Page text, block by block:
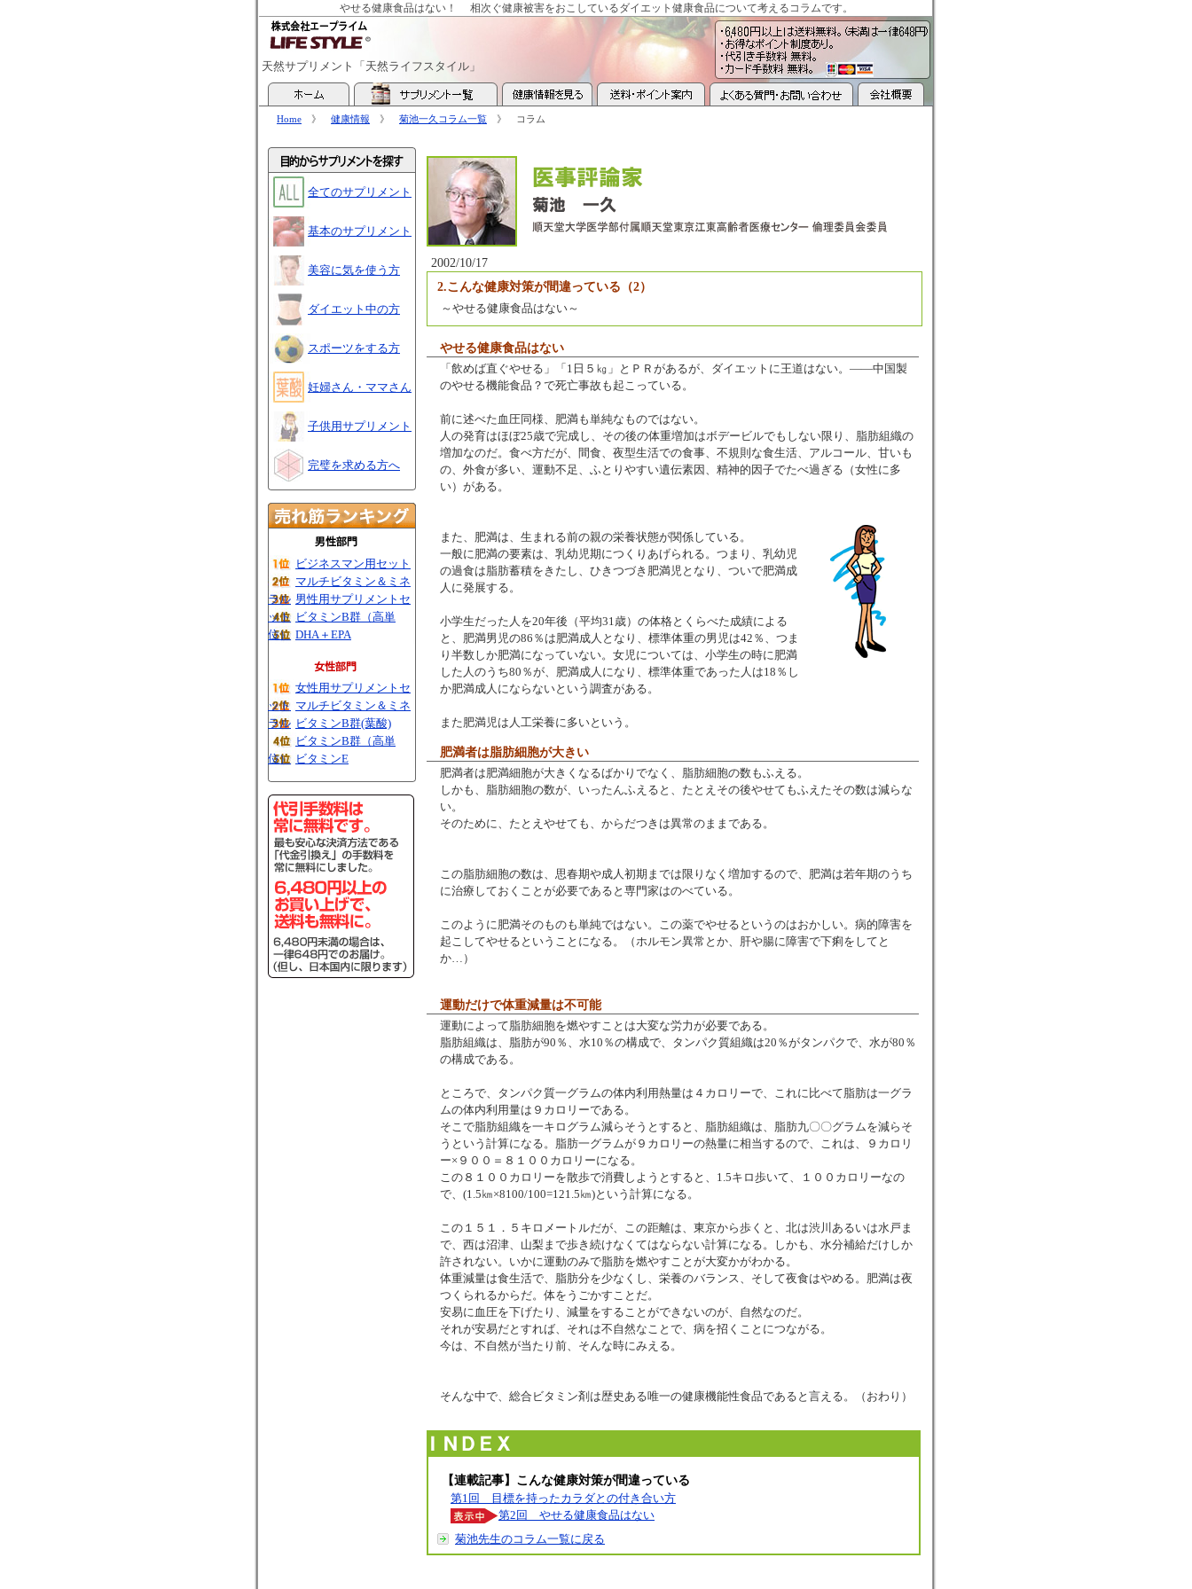
やせる健康食品はない！ 相次ぐ健康被害をおこしているダイエット健康食品について考えるコラムです。
天然サプリメント「天然ライフスタイル」
Home 》 健康情報 》 菊池一久コラム一覧 》 コラム
2002/10/17
2.こんな健康対策が間違っている（2）
～やせる健康食品はない～
やせる健康食品はない
「飲めば直ぐやせる」「1日５㎏」とＰＲがあるが、ダイエットに王道はない。――中国製
のやせる機能食品？で死亡事故も起こっている。
前に述べた血圧同様、肥満も単純なものではない。
人の発育はほぼ25歳で完成し、その後の体重増加はボデービルでもしない限り、脂肪組織の
増加なのだ。食べ方だが、間食、夜型生活での食事、不規則な食生活、アルコール、甘いも
の、外食が多い、運動不足、ふとりやすい遺伝素因、精神的因子でたべ過ぎる（女性に多
い）がある。
また、肥満は、生まれる前の親の栄養状態が関係している。
一般に肥満の要素は、乳幼児期につくりあげられる。つまり、乳幼児
の過食は脂肪蓄積をきたし、ひきつづき肥満児となり、ついで肥満成
人に発展する。
小学生だった人を20年後（平均31歳）の体格とくらべた成績による
と、肥満男児の86％は肥満成人となり、標準体重の男児は42％、つま
り半数しか肥満になっていない。女児については、小学生の時に肥満
した人のうち80％が、肥満成人になり、標準体重であった人は18％し
か肥満成人にならないという調査がある。
また肥満児は人工栄養に多いという。
肥満者は脂肪細胞が大きい
肥満者は肥満細胞が大きくなるばかりでなく、脂肪細胞の数もふえる。
しかも、脂肪細胞の数が、いったんふえると、たとえその後やせてもふえたその数は減らな
い。
そのために、たとえやせても、からだつきは異常のままである。
この脂肪細胞の数は、思春期や成人初期までは限りなく増加するので、肥満は若年期のうち
に治療しておくことが必要であると専門家はのべている。
このように肥満そのものも単純ではない。この薬でやせるというのはおかしい。病的障害を
起こしてやせるということになる。（ホルモン異常とか、肝や腸に障害で下痢をしてと
か…）
運動だけで体重減量は不可能
運動によって脂肪細胞を燃やすことは大変な労力が必要である。
脂肪組織は、脂肪が90％、水10％の構成で、タンパク質組織は20％がタンパクで、水が80％
の構成である。
ところで、タンパク質一グラムの体内利用熱量は４カロリーで、これに比べて脂肪は一グラ
ムの体内利用量は９カロリーである。
そこで脂肪組織を一キログラム減らそうとすると、脂肪組織は、脂肪九〇〇グラムを減らそ
うという計算になる。脂肪一グラムが９カロリーの熱量に相当するので、これは、９カロリ
ー×９００＝８１００カロリーになる。
この８１００カロリーを散歩で消費しようとすると、1.5キロ歩いて、１００カロリーなの
で、(1.5㎞×8100/100=121.5㎞)という計算になる。
この１５１．５キロメートルだが、この距離は、東京から歩くと、北は渋川あるいは水戸ま
で、西は沼津、山梨まで歩き続けなくてはならない計算になる。しかも、水分補給だけしか
許されない。いかに運動のみで脂肪を燃やすことが大変かがわかる。
体重減量は食生活で、脂肪分を少なくし、栄養のバランス、そして夜食はやめる。肥満は夜
つくられるからだ。体をうごかすことだ。
安易に血圧を下げたり、減量をすることができないのが、自然なのだ。
それが安易だとすれば、それは不自然なことで、病を招くことにつながる。
今は、不自然が当たり前、そんな時にみえる。
そんな中で、総合ビタミン剤は歴史ある唯一の健康機能性食品であると言える。（おわり）
【連載記事】こんな健康対策が間違っている
第1回 目標を持ったカラダとの付き合い方
第2回 やせる健康食品はない
菊池先生のコラム一覧に戻る
全てのサプリメント
基本のサプリメント
美容に気を使う方
ダイエット中の方
スポーツをする方
妊婦さん・ママさん
子供用サプリメント
完璧を求める方へ
ビジネスマン用セット
マルチビタミン＆ミネ
ラル 男性用サプリメントセ
ット ビタミンB群（高単
位） DHA＋EPA
女性用サプリメントセ
ット マルチビタミン＆ミネ
ラル ビタミンB群(葉酸)
ビタミンB群（高単
位） ビタミンE